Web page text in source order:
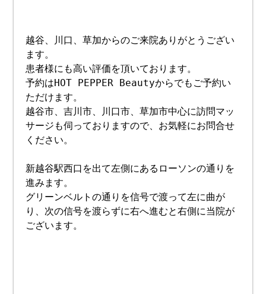
越谷、川口、草加からのご来院ありがとうござい
ます。
患者様にも高い評価を頂いております。
予約はHOT PEPPER Beautyからでもご予約い
ただけます。
越谷市、吉川市、川口市、草加市中心に訪問マッ
サージも伺っておりますので、お気軽にお問合せ
ください。
新越谷駅西口を出て左側にあるローソンの通りを
進みます。
グリーンベルトの通りを信号で渡って左に曲が
り、次の信号を渡らずに右へ進むと右側に当院が
ございます。